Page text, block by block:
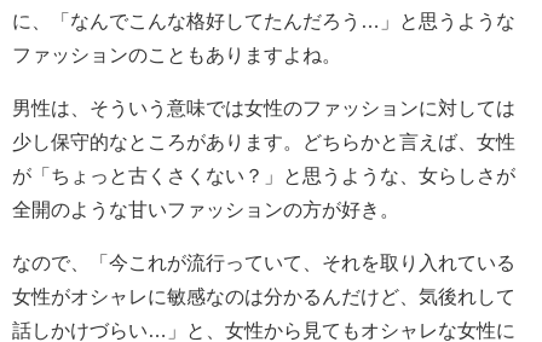
に、「なんでこんな格好してたんだろう…」と思うような
ファッションのこともありますよね。
男性は、そういう意味では女性のファッションに対しては
少し保守的なところがあります。どちらかと言えば、女性
が「ちょっと古くさくない？」と思うような、女らしさが
全開のような甘いファッションの方が好き。
なので、「今これが流行っていて、それを取り入れている
女性がオシャレに敏感なのは分かるんだけど、気後れして
話しかけづらい…」と、女性から見てもオシャレな女性に